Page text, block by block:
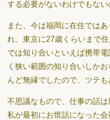
する必要がないわけでもない
また、今は福岡に在住では
れ、東京に27歳くらいまで
では知り合いといえば携帯
く狭い範囲の知り合いしか
んど無縁でしたので、ツテも
不思議なもので、仕事の話は
私が最初にお世話になった